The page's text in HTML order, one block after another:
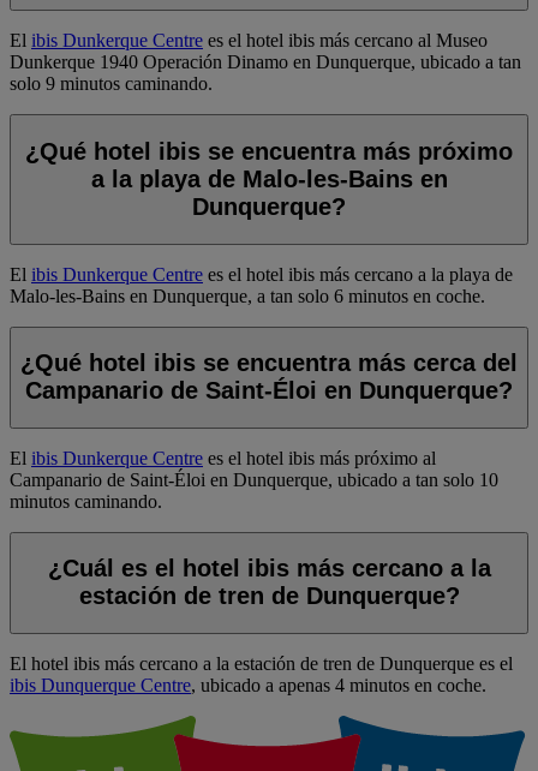
El ibis Dunkerque Centre es el hotel ibis más cercano al Museo
Dunkerque 1940 Operación Dinamo en Dunquerque, ubicado a tan
solo 9 minutos caminando.
¿Qué hotel ibis se encuentra más próximo
a la playa de Malo-les-Bains en
Dunquerque?
El ibis Dunkerque Centre es el hotel ibis más cercano a la playa de
Malo-les-Bains en Dunquerque, a tan solo 6 minutos en coche.
¿Qué hotel ibis se encuentra más cerca del
Campanario de Saint-Éloi en Dunquerque?
El ibis Dunkerque Centre es el hotel ibis más próximo al
Campanario de Saint-Éloi en Dunquerque, ubicado a tan solo 10
minutos caminando.
¿Cuál es el hotel ibis más cercano a la
estación de tren de Dunquerque?
El hotel ibis más cercano a la estación de tren de Dunquerque es el
ibis Dunquerque Centre, ubicado a apenas 4 minutos en coche.